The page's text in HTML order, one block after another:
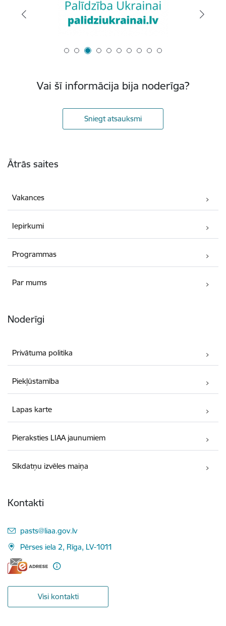
Vai šī informācija bija noderīga?
Sniegt atsauksmi
Ātrās saites
Vakances
Iepirkumi
Programmas
Par mums
Noderīgi
Privātuma politika
Piekļūstamība
Lapas karte
Pieraksties LIAA jaunumiem
Sīkdatņu izvēles maiņa
Kontakti
E-pasts:
pasts@liaa.gov.lv
Pērses iela 2, Rīga, LV-1011
Visi kontakti